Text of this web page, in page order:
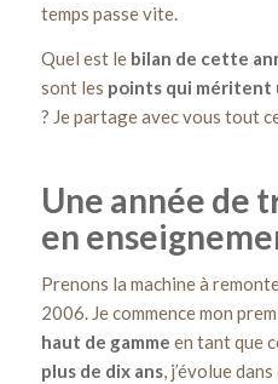
temps passe vite.
Quel est le bilan de cette
sont les points qui
? Je partage avec vous tout
Une année de
en
Prenons la machine à
2006. Je commence mon
haut de gamme en tant que
plus de dix ans, j’évolue dans